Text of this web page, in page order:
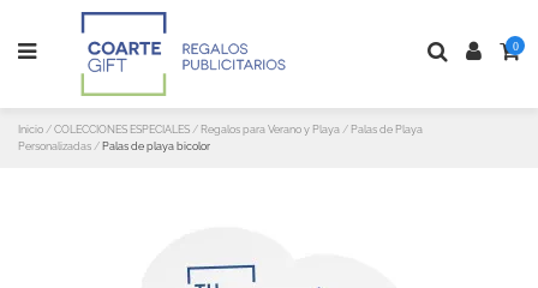
0
Inicio COLECCIONES ESPECIALES Regalos para Verano y Playa
Palas de Playa
Personalizadas
Palas de playa bicolor